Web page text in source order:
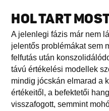
HOL TART
A jelenlegi fázis már nem
jelentős problémákat sem
felfutás után
távú értékelési modellek
mindig jócskán elmarad a
értékeitől, a befektetői
visszafogott, semmint